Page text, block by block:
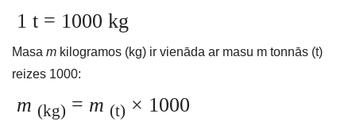
1 t = 1000 kg
Masa m kilogramos (kg) ir vienāda ar masu m tonnās (t)
reizes 1000:
m (kg) = m (t) × 1000